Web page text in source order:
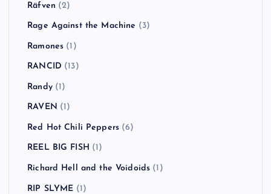
Räfven (2)
Rage Against the Machine (3)
Ramones (1)
RANCID (13)
Randy(1)
RAVEN (1)
Red Hot Chili Peppers (6)
REEL BIG FISH (1)
Richard Hell and the Voidoids (1)
RIP SLYME (1)